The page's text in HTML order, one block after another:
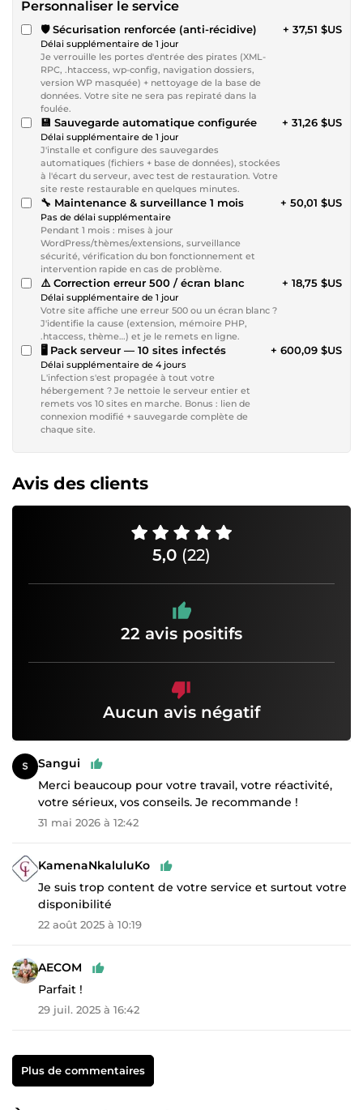
Personnaliser le service
🛡️ Sécurisation renforcée (anti-récidive)
Délai supplémentaire de 1 jour
Je verrouille les portes d'entrée des pirates (XML-
RPC, .htaccess, wp-config, navigation dossiers,
version WP masquée) + nettoyage de la base de
données. Votre site ne sera pas repiraté dans la
foulée.
+ 37,51 $US
💾 Sauvegarde automatique configurée
Délai supplémentaire de 1 jour
J'installe et configure des sauvegardes
automatiques (fichiers + base de données), stockées
à l'écart du serveur, avec test de restauration. Votre
site reste restaurable en quelques minutes.
+ 31,26 $US
🔧 Maintenance & surveillance 1 mois
Pas de délai supplémentaire
Pendant 1 mois : mises à jour
WordPress/thèmes/extensions, surveillance
sécurité, vérification du bon fonctionnement et
intervention rapide en cas de problème.
+ 50,01 $US
⚠️ Correction erreur 500 / écran blanc
Délai supplémentaire de 1 jour
Votre site affiche une erreur 500 ou un écran blanc ?
J'identifie la cause (extension, mémoire PHP,
.htaccess, thème…) et je le remets en ligne.
+ 18,75 $US
🖥️ Pack serveur — 10 sites infectés
Délai supplémentaire de 4 jours
L'infection s'est propagée à tout votre
hébergement ? Je nettoie le serveur entier et
remets vos 10 sites en marche. Bonus : lien de
connexion modifié + sauvegarde complète de
chaque site.
+ 600,09 $US
Avis des clients
5,0 (22)
22 avis positifs
Aucun avis négatif
Sangui
Merci beaucoup pour votre travail, votre réactivité,
votre sérieux, vos conseils. Je recommande !
31 mai 2026 à 12:42
KamenaNkaluluKo
Je suis trop content de votre service et surtout votre
disponibilité
22 août 2025 à 10:19
AECOM
Parfait !
29 juil. 2025 à 16:42
Plus de commentaires